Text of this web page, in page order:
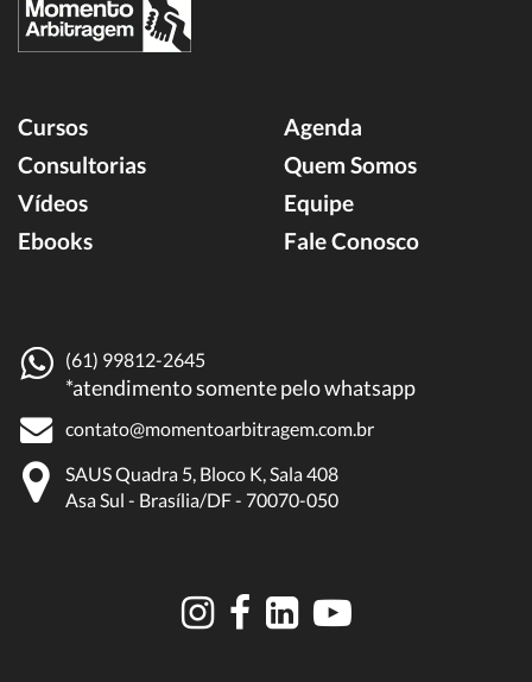
Cursos
Consultorias
Vídeos
Ebooks
Agenda
Quem Somos
Equipe
Fale Conosco
(61) 99812-2645
*atendimento somente pelo whatsapp
contato@momentoarbitragem.com.br
SAUS Quadra 5, Bloco K, Sala 408
Asa Sul - Brasília/DF - 70070-050